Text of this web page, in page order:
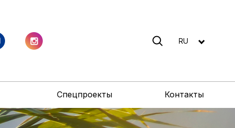
RU
Спецпроекты Контакты